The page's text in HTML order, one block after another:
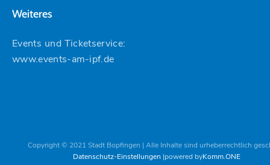
Weiteres
Events und Ticketservice:
www.events-am-ipf.de
Copyright © 2021 Stadt Bopfingen | Alle Inhalte sind urheberrechtlich
Datenschutz-Einstellungen powered byKomm.ONE